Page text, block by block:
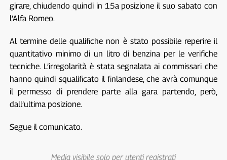
girare, chiudendo quindi in 15a posizione il suo sabato con
l’Alfa Romeo.
Al termine delle qualifiche non è stato possibile reperire il
quantitativo minimo di un litro di benzina per le verifiche
tecniche. L’irregolarità è stata segnalata ai commissari che
hanno quindi squalificato il finlandese, che avrà comunque
il permesso di prendere parte alla gara partendo, però,
dall’ultima posizione.
Segue il comunicato.
Media visibile solo per utenti registrati